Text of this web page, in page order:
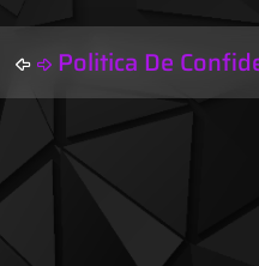
Politica De